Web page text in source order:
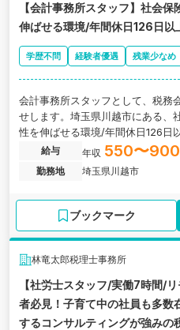
【会計事務所スタッフ】社会
伸ばせる環境/年間休日126日以
学歴不問 経験者優遇 残業少なめ
会計事務所スタッフとして、税務
せします。埼玉県川越市にある、
性を伸ばせる環境/年間休日126日
給与 年収 550〜900
勤務地
埼玉県川越市
ブックマーク
林竜太郎税理士事務所
【社労士スタッフ/実働7時間/
者必見！子育て中の社員も多数
するコンサルティングが強みの